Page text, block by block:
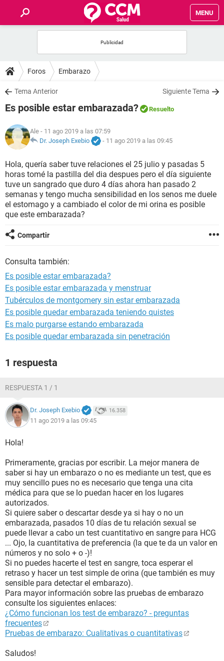
MENU
FOROS
SALUD
FAMILIA
NUTRICIÓN
BIENESTAR
SEXUALIDAD
GLOSARIO
Foros Embarazo
Tema Anterior Siguiente Tema
Es posible estar embarazada? Resuelto
Ale - 11 ago 2019 a las 07:59
Dr. Joseph Exebio
- 11 ago 2019 a las 09:45
Hola, quería saber tuve relaciones el 25 julio y pasadas 5
horas tomé la pastilla del dia despues pero el día siguiente
tuve un sangrado que duro 4 días ahora han pasado 2
semanas y tengo mucha sensibilidad en los senos me duele
el estomago y a cambiado el color de mi orina es posible
que este embarazada?
Compartir
Consulta también:
Es posible estar embarazada?
Es posible estar embarazada y menstruar
Tubérculos de montgomery sin estar embarazada
Es posible quedar embarazada teniendo quistes
Es malo purgarse estando embarazada
Es posible quedar embarazada sin penetración
1 respuesta
RESPUESTA 1 / 1
Dr. Joseph Exebio 16.358
11 ago 2019 a las 09:45
Hola!
Primeramente, gracias por escribir. La mejor manera de
saber si hay un embarazo o no es mediante un test, que es
muy sencillo pues no es necesario que tenga una cita
médica para que se lo puedan hacer en los lugares
autorizados.
Si quiere saber o descartar desde ya si hay o no un
embarazada, pasados 10 días de tu relación sexual se
puede llevar a cabo un test cuantitativo en sangre para HCG
... Ojo, la cuantitativa de preferencia (la que te da un valor en
números y no solo + o -)!
Si no puedes hacerte el test en sangre, toca esperar el
retraso y hacer un test simple de orina (que también es muy
sensible para detectar el embarazo).
Para mayor información sobre las pruebas de embarazo
consulte los siguientes enlaces:
¿Cómo funcionan los test de embarazo? - preguntas
frecuentes
Pruebas de embarazo: Cualitativas o cuantitativas
Saludos!